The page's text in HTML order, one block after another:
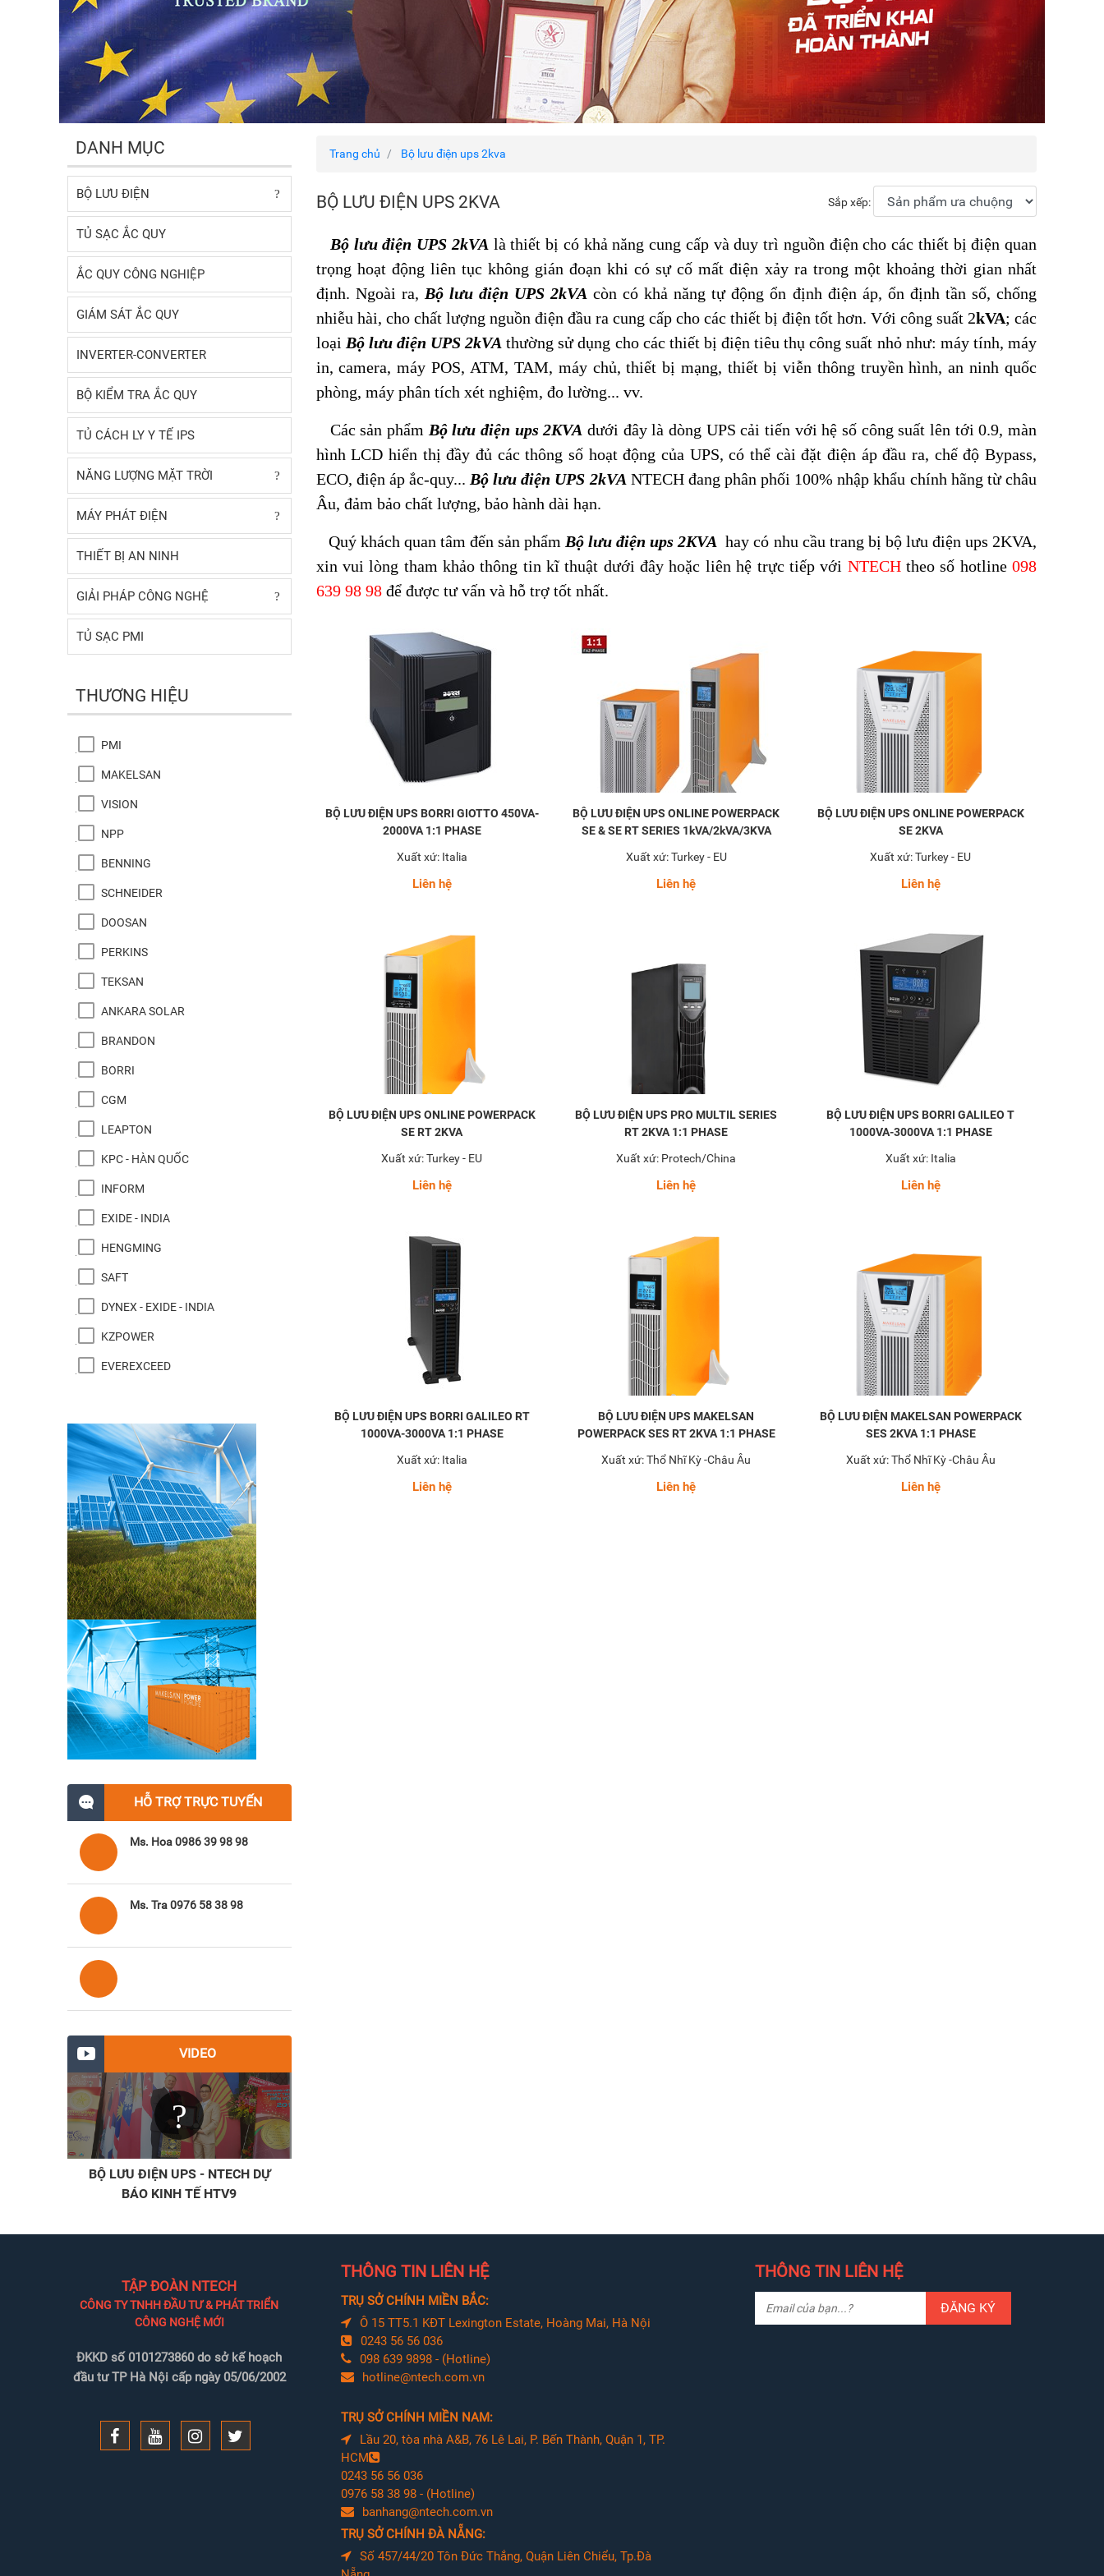
DANH MỤC
BỘ LƯU ĐIỆN
TỦ SẠC ẮC QUY
ẮC QUY CÔNG NGHIỆP
GIÁM SÁT ẮC QUY
INVERTER-CONVERTER
BỘ KIỂM TRA ẮC QUY
TỦ CÁCH LY Y TẾ IPS
NĂNG LƯỢNG MẶT TRỜI
MÁY PHÁT ĐIỆN
THIẾT BỊ AN NINH
GIẢI PHÁP CÔNG NGHỆ
TỦ SẠC PMI
THƯƠNG HIỆU
PMI
MAKELSAN
VISION
NPP
BENNING
SCHNEIDER
DOOSAN
PERKINS
TEKSAN
ANKARA SOLAR
BRANDON
BORRI
CGM
LEAPTON
KPC - HÀN QUỐC
INFORM
EXIDE - INDIA
HENGMING
SAFT
DYNEX - EXIDE - INDIA
KZPOWER
EVEREXCEED
HỖ TRỢ TRỰC TUYẾN
Ms. Hoa 0986 39 98 98
Ms. Tra 0976 58 38 98
VIDEO
BỘ LƯU ĐIỆN UPS - NTECH DỰ
BÁO KINH TẾ HTV9
Trang chủ Bộ lưu điện ups 2kva
BỘ LƯU ĐIỆN UPS 2KVA Sắp xếp:
Bộ lưu điện UPS 2kVA là thiết bị có khả năng cung cấp và duy trì nguồn điện cho các thiết bị điện quan
trọng hoạt động liên tục không gián đoạn khi có sự cố mất điện xảy ra trong một khoảng thời gian nhất
định. Ngoài ra, Bộ lưu điện UPS 2kVA còn có khả năng tự động ổn định điện áp, ổn định tần số, chống
nhiễu hài, cho chất lượng nguồn điện đầu ra cung cấp cho các thiết bị điện tốt hơn. Với công suất 2kVA; các
loại Bộ lưu điện UPS 2kVA thường sử dụng cho các thiết bị điện tiêu thụ công suất nhỏ như: máy tính, máy
in, camera, máy POS, ATM, TAM, máy chủ, thiết bị mạng,thiết bị viễn thông truyền hình, an ninh quốc
phòng, máy phân tích xét nghiệm, đo lường... vv.
Các sản phẩm Bộ lưu điện ups 2KVA dưới đâylà dòng UPS cải tiến với hệ số công suất lên tới 0.9, màn
hình LCD hiển thị đầy đủ các thông số hoạt động của UPS, có thể cài đặt điện áp đầu ra, chế độ Bypass,
ECO, điện áp ắc-quy... Bộ lưu điện UPS 2kVA NTECH đang phân phối 100% nhập khẩu chính hãng từ châu
Âu, đảm bảo chất lượng, bảo hành dài hạn.
Quý khách quan tâm đến sản phẩm Bộ lưu điện ups 2KVA hay có nhu cầu trang bị bộ lưu điện ups 2KVA,
xin vui lòng tham khảo thông tin kĩ thuật dưới đây hoặc liên hệ trực tiếp với NTECHtheo số hotline098
639 98 98để được tư vấn và hỗ trợ tốt nhất.
BỘ LƯU ĐIỆN UPS BORRI GIOTTO 450VA-
2000VA 1:1 PHASE
Xuất xứ: Italia
Liên hệ
BỘ LƯU ĐIỆN UPS ONLINE POWERPACK
SE & SE RT SERIES 1kVA/2kVA/3KVA
Xuất xứ: Turkey - EU
Liên hệ
BỘ LƯU ĐIỆN UPS ONLINE POWERPACK
SE 2KVA
Xuất xứ: Turkey - EU
Liên hệ
BỘ LƯU ĐIỆN UPS ONLINE POWERPACK
SE RT 2KVA
Xuất xứ: Turkey - EU
Liên hệ
BỘ LƯU ĐIỆN UPS PRO MULTIL SERIES
RT 2KVA 1:1 PHASE
Xuất xứ: Protech/China
Liên hệ
BỘ LƯU ĐIỆN UPS BORRI GALILEO T
1000VA-3000VA 1:1 PHASE
Xuất xứ: Italia
Liên hệ
BỘ LƯU ĐIỆN UPS BORRI GALILEO RT
1000VA-3000VA 1:1 PHASE
Xuất xứ: Italia
Liên hệ
BỘ LƯU ĐIỆN UPS MAKELSAN
POWERPACK SES RT 2KVA 1:1 PHASE
Xuất xứ: Thổ Nhĩ Kỳ -Châu Âu
Liên hệ
BỘ LƯU ĐIỆN MAKELSAN POWERPACK
SES 2KVA 1:1 PHASE
Xuất xứ: Thổ Nhĩ Kỳ -Châu Âu
Liên hệ
TẬP ĐOÀN NTECH
CÔNG TY TNHH ĐẦU TƯ & PHÁT TRIỂN
CÔNG NGHỆ MỚI
ĐKKD số 0101273860 do sở kế hoạch
đầu tư TP Hà Nội cấp ngày 05/06/2002
THÔNG TIN LIÊN HỆ
TRỤ SỞ CHÍNH MIỀN BẮC:
Ô 15 TT5.1 KĐT Lexington Estate, Hoàng Mai, Hà Nội
0243 56 56 036
098 639 9898 - (Hotline)
hotline@ntech.com.vn
TRỤ SỞ CHÍNH MIỀN NAM:
Lầu 20, tòa nhà A&B, 76 Lê Lai, P. Bến Thành, Quận 1, TP.
HCM
0243 56 56 036
0976 58 38 98 - (Hotline)
banhang@ntech.com.vn
TRỤ SỞ CHÍNH ĐÀ NẴNG:
Số 457/44/20 Tôn Đức Thắng, Quận Liên Chiểu, Tp.Đà
THÔNG TIN LIÊN HỆ
ĐĂNG KÝ